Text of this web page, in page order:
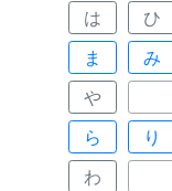
は
ひ
ま
み
や
ら
り
わ